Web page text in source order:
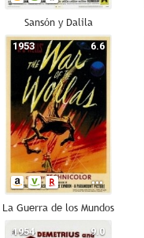
Sansón y Dalila
6.6
1953
La Guerra de los Mundos
9.0
1954